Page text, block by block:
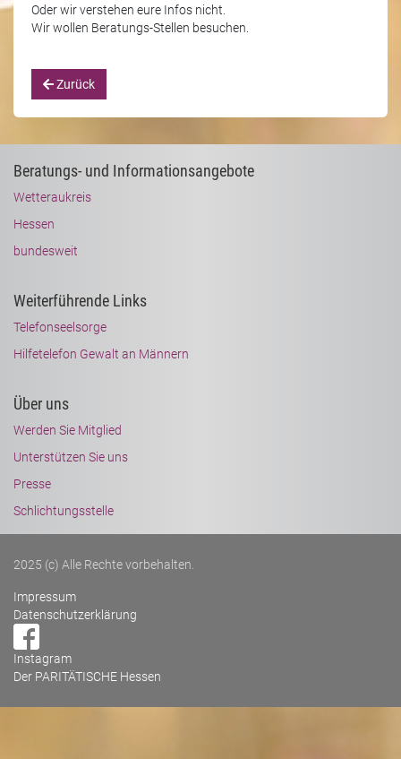
Oder wir verstehen eure Infos nicht.
Wir wollen Beratungs-Stellen besuchen.
Zurück
Beratungs- und Informationsangebote
Wetteraukreis
Hessen
bundesweit
Weiterführende Links
Telefonseelsorge
Hilfetelefon Gewalt an Männern
Über uns
Werden Sie Mitglied
Unterstützen Sie uns
Presse
Schlichtungsstelle
2025 (c) Alle Rechte vorbehalten.
Impressum
Datenschutzerklärung
Instagram
Der PARITÄTISCHE Hessen